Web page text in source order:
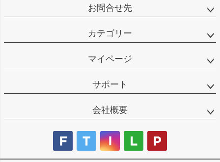
お問合せ先
カテゴリー
マイページ
サポート
会社概要